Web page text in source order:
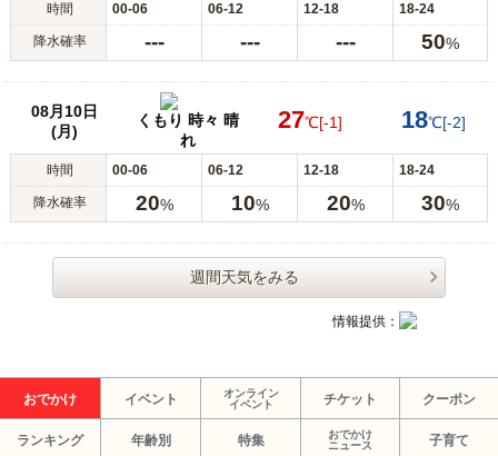
時間 00-06 06-12 12-18 18-24
降水確率 --- --- --- 50%
08月10日
(月)
くもり 時々 晴
れ
27℃[-1] 18℃[-2]
時間 00-06 06-12 12-18 18-24
降水確率 20% 10% 20% 30%
週間天気をみる
情報提供：
おでかけ イベント
オンライン
イベント
チケット クーポン
ランキング 年齢別 特集
おでかけ
ニュース
子育て